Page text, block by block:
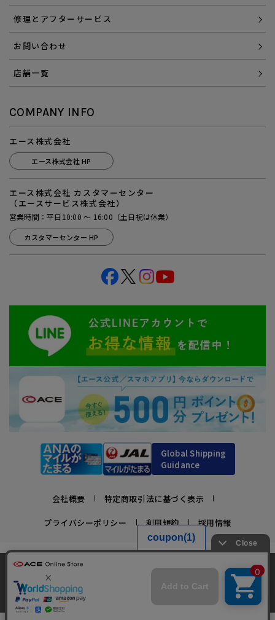
修理とアフターサービス
お問い合わせ
店舗一覧
COMPANY INFO
エース株式会社
エース株式会社 HP
エース株式会社 カスタマーセンター
（エースサービス株式会社）
営業時間：平日10:00 ～ 16:00（土日祝は休業）
カスタマーセンター HP
Global Shipping
Guidance
会社概要 特定商取引法に基づく表示
プライバシーポリシー 利用規約 採用情報
かばんの総合メーカー、エース公式サイト
スーツケースビジネスバッグ直営店ならではの豊富なラインナップでご紹介！
充実のアフターサービス・豊富な品揃え・安心のメーカー直営ストア
当サイトでは、サイトの利便性向上のため、クッ
キー(Cookie)を使用しています。クッキーについ
て詳細はこちら
承諾する
最近、1人がこの商品をカートに入れました